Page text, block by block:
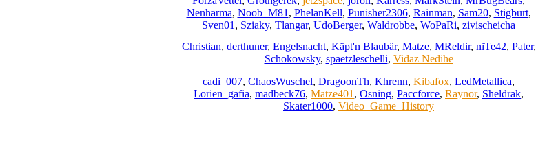
Nenharma, Noob_M81 , PhelanKell, Punisher2306, Rainman, Sam20, Stigburt,
Sven01 , Sziaky, Tlangar, UdoBerger, Waldrobbe, WoPaRi, zivischeicha
Christian, derthuner, Engelsnacht, Käpt'n Blaubär, Matze, MReldir, niTe42, Pater,
Schokowsky, spaetzleschelli, Vidaz Nedihe
cadi_007, ChaosWuschel, DragoonTh, Khrenn, Kibafox, LedMetallica,
Lorien_gafia, madbeck76, Matze401 , Osning, Paccforce, Raynor, Sheldrak,
Skater1000, Video_Game_History